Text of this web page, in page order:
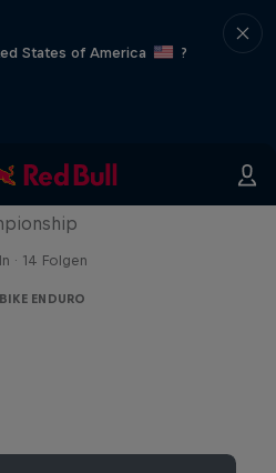
States of America
?
Mani & Bolts
· 14 Folgen
ENDURO